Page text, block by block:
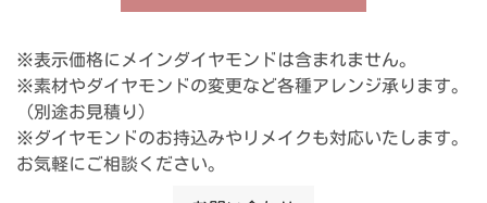
※表示価格にメインダイヤモンドは含まれません。
※素材やダイヤモンドの変更など各種アレンジ承ります。
（別途お見積り）
※ダイヤモンドのお持込みやリメイクも対応いたします。
お気軽にご相談ください。